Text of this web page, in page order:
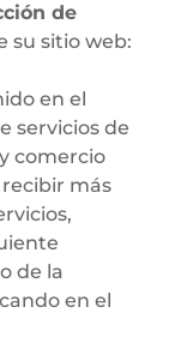
de
su sitio web:
en el
servicios de
comercio
más
de la
en el